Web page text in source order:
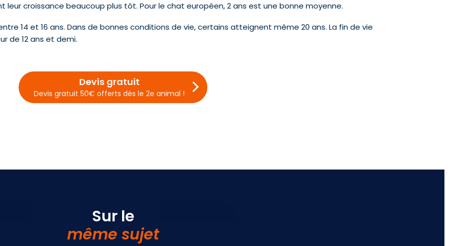
leur croissance beaucoup plus tôt. Pour le chat européen, 2 ans est une bonne moyenne.
14 et 16 ans. Dans de bonnes conditions de vie, certains atteignent même 20 ans. La fin de vie
de 12 ans et demi.
Devis gratuit
Devis gratuit 50€ offerts dès le 2e animal !
Sur le
même sujet